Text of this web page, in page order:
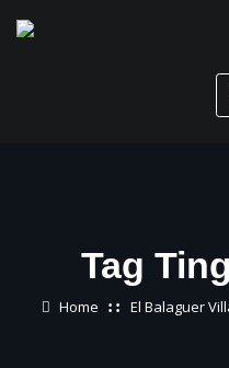
Tag
Home El Balaguer